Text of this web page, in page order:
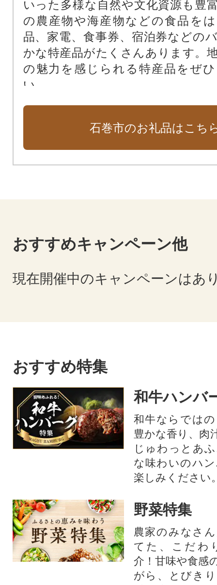
いった多様な自然や文化資源も豊
の農産物や海産物などの食品を
品、家電、食事券、宿泊券などの
かな特産品がたくさんあります。
の魅力を感じられる特産品をぜ
い。
石巻市のお礼品はこち
おすすめキャンペーン他
現在開催中のキャンペーンはあ
おすすめ特集
和牛ハンバ
和牛ならでは
豊かな香り、肉
じゅわっとあ
な味わいのハ
楽しみください
野菜特集
農家のみなさ
てた、こだわ
介！甘味や食感
がら、とびき